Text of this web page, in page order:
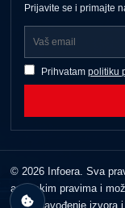
Prijavite se i primajte
Prihvatam politiku
© 2026 Infoera. Sva
autorskim pravima i
jasno navođenje izvora i